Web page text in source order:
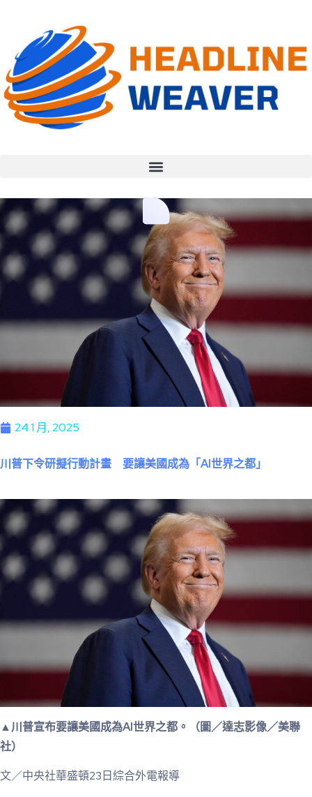
24 1 月, 2025
川普下令研擬行動計畫 要讓美國成為「AI世界之都」
▲川普宣布要讓美國成為AI世界之都。（圖／達志影像／美聯
社）
文／中央社華盛頓23日綜合外電報導